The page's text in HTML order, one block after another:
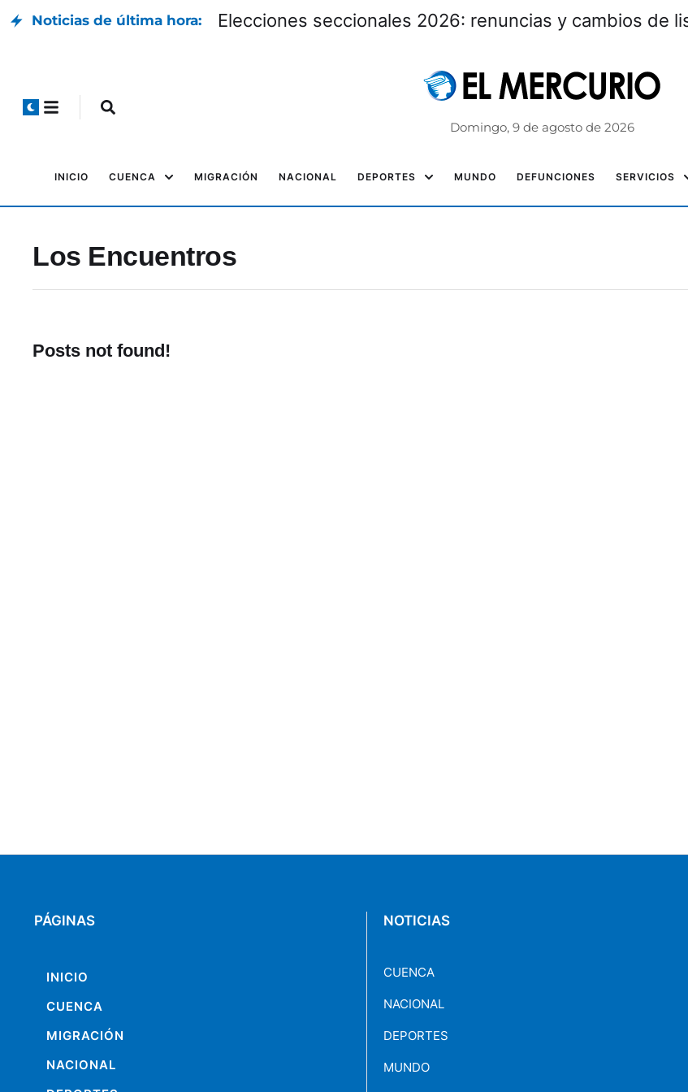
Noticias de última hora: Elecciones seccionales 2026: renuncias y cambios de
Domingo, 9 de agosto de 2026
INICIO CUENCA MIGRACIÓN NACIONAL DEPORTES MUNDO DEFUNCIONES SERVICIOS
Los Encuentros
Posts not found!
PÁGINAS
INICIO
CUENCA
MIGRACIÓN
NACIONAL
NOTICIAS
CUENCA
NACIONAL
DEPORTES
MUNDO